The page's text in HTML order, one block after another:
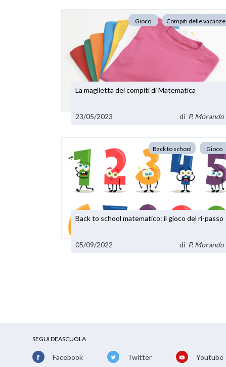
Gioco Compiti delle vacanze
La maglietta dei compiti di Matematica
23/05/2023 di P. Morando
Back to school Gioco
Back to school matematico: il gioco del ri-passo
05/09/2022 di P. Morando
SEGUI DEASCUOLA
Facebook Twitter Youtube